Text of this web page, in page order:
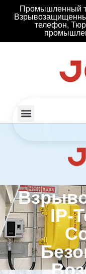
Промышленный
телефон,
IP-